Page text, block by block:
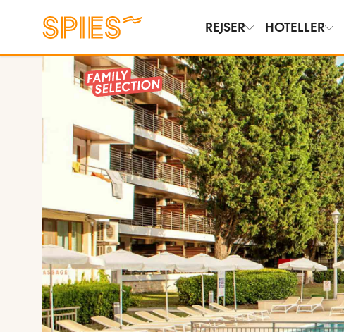
REJSER HOTELLER
Vis billeder